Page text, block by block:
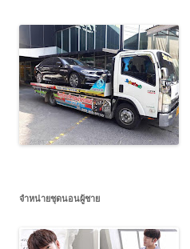
จำหน่ายชุดนอนผู้ชาย